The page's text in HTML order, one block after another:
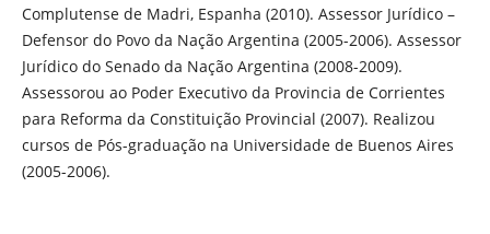
Complutense de Madri, Espanha (2010). Assessor Jurídico –
Defensor do Povo da Nação Argentina (2005-2006). Assessor
Jurídico do Senado da Nação Argentina (2008-2009).
Assessorou ao Poder Executivo da Provincia de Corrientes
para Reforma da Constituição Provincial (2007). Realizou
cursos de Pós-graduação na Universidade de Buenos Aires
(2005-2006).